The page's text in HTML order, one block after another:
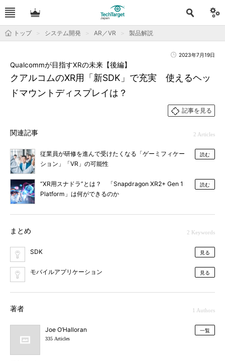
トップ システム開発 AR／VR 製品解説
2023年7月19日
クアルコムのXR用「新SDK」で充実 使えるヘッ
ドマウントディスプレイは？
Qualcommが目指すXRの未来【後編】
記事を見る
関連記事 2 Articles
従業員が研修を進んで受けたくなる「ゲーミフィケー
ション」「VR」の可能性
読む
“XR用スナドラ”とは？ 「Snapdragon XR2+ Gen 1
Platform」は何ができるのか
読む
まとめ 2 Keywords
SDK 見る
モバイルアプリケーション 見る
著者 1 Authors
Joe O’Halloran
335 Articles
一覧